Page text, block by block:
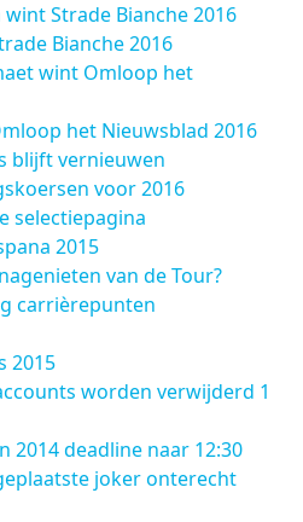
wint Strade Bianche 2016
Bianche 2016
wint Omloop het
het Nieuwsblad 2016
blijft vernieuwen
voor 2016
selectiepagina
2015
van de Tour?
carrièrepunten
2015
worden verwijderd 1
2014 deadline naar 12:30
joker onterecht